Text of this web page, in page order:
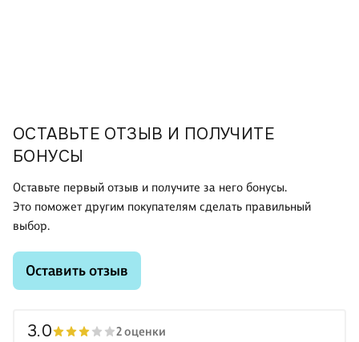
ОСТАВЬТЕ ОТЗЫВ И ПОЛУЧИТЕ
БОНУСЫ
Оставьте первый отзыв и получите за него бонусы.
Это поможет другим покупателям сделать правильный
выбор.
Оставить отзыв
3.0 2 оценки